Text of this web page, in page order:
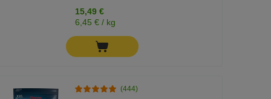
15,49 €
6,45 € / kg
(444)